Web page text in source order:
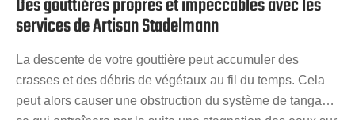
Des gouttières propres et impeccables avec les
services de Artisan Stadelmann
La descente de votre gouttière peut accumuler des
crasses et des débris de végétaux au fil du temps. Cela
peut alors causer une obstruction du système de tangage,